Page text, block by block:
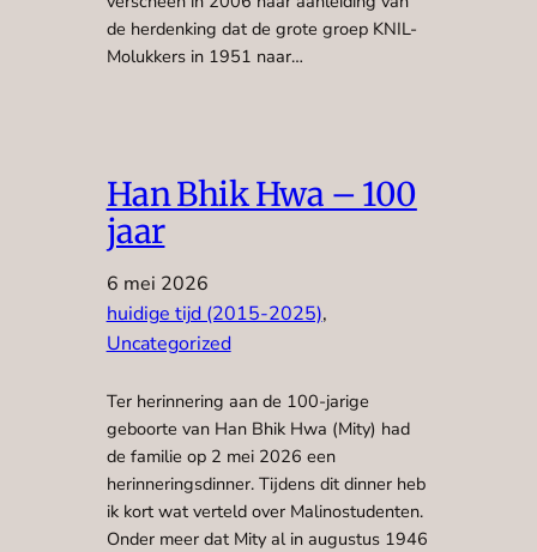
de herdenking dat de grote groep KNIL-
Molukkers in 1951 naar…
Han Bhik Hwa – 100
jaar
6 mei 2026
huidige tijd (2015-2025)
Uncategorized
Ter herinnering aan de 100-jarige
geboorte van Han Bhik Hwa (Mity) had
de familie op 2 mei 2026 een
herinneringsdinner. Tijdens dit dinner heb
ik kort wat verteld over Malinostudenten.
Onder meer dat Mity al in augustus 1946